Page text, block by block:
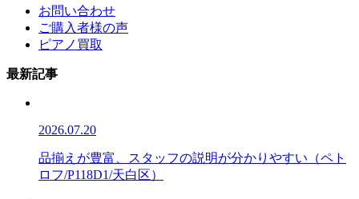
お問い合わせ
ご購入者様の声
ピアノ買取
最新記事
2026.07.20
品揃えが豊富、スタッフの説明が分かりやすい（ペト
ロフ/P118D1/天白区）